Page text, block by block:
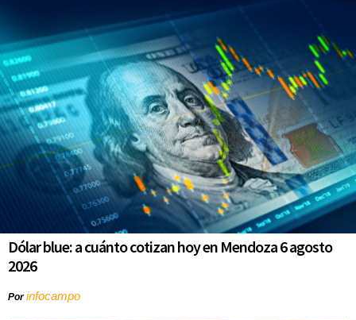
Dólar blue: a cuánto cotizan hoy en Mendoza 6 agosto
2026
Porinfocampo